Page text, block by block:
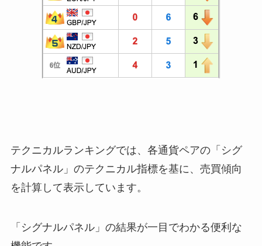
テクニカルランキングでは、各通貨ペアの「シグ
ナルパネル」のテクニカル指標を基に、売買傾向
を計算して表示しています。
「シグナルパネル」の結果が一目でわかる便利な